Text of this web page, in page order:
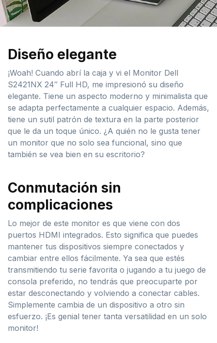
Diseño elegante
¡Woah! Cuando abrí la caja y vi el Monitor Dell
S2421NX 24″ Full HD, me impresionó su diseño
elegante. Tiene un aspecto moderno y minimalista que
se adapta perfectamente a cualquier espacio. Además,
tiene un sutil patrón de textura en la parte posterior
que le da un toque único. ¿A quién no le gusta tener
un monitor que no solo sea funcional, sino que
también se vea bien en su escritorio?
Conmutación sin
complicaciones
Lo mejor de este monitor es que viene con dos
puertos HDMI integrados. Esto significa que puedes
mantener tus dispositivos siempre conectados y
cambiar entre ellos fácilmente. Ya sea que estés
transmitiendo tu serie favorita o jugando a tu juego de
consola preferido, no tendrás que preocuparte por
estar desconectando y volviendo a conectar cables.
Simplemente cambia de un dispositivo a otro sin
esfuerzo. ¡Es genial tener tanta versatilidad en un solo
monitor!